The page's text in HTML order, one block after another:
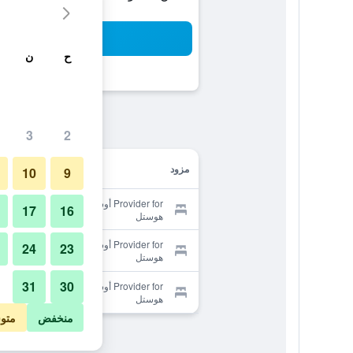
مزود
Provider for أوساكا جيستهاوس هايف -
هوستل
Provider for أوساكا جيستهاوس هايف -
هوستل
Provider for أوساكا جيستهاوس هايف -
هوستل
ح ن
2
3
9
10
16
17
23
24
30
31
منخفض